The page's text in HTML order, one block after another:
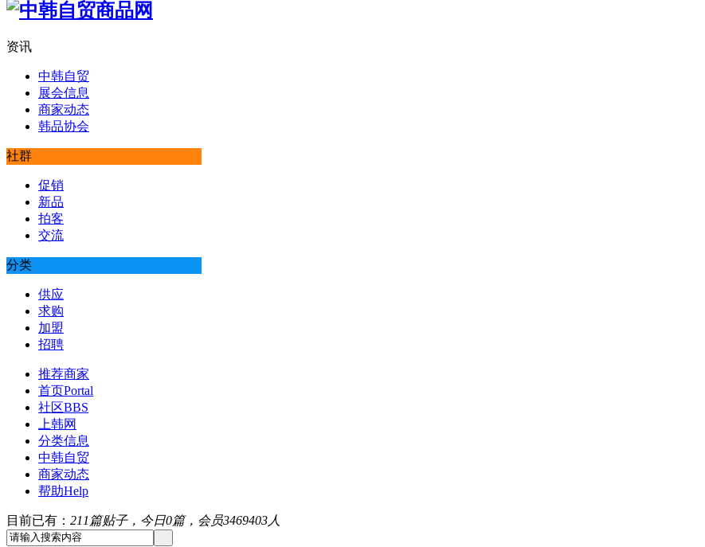
资讯
中韩自贸
展会信息
商家动态
韩品协会
社群
促销
新品
拍客
交流
分类
供应
求购
加盟
招聘
推荐商家
首页Portal
社区BBS
上韩网
分类信息
中韩自贸
商家动态
帮助Help
目前已有： 211篇贴子，今日0篇，会员3469403人